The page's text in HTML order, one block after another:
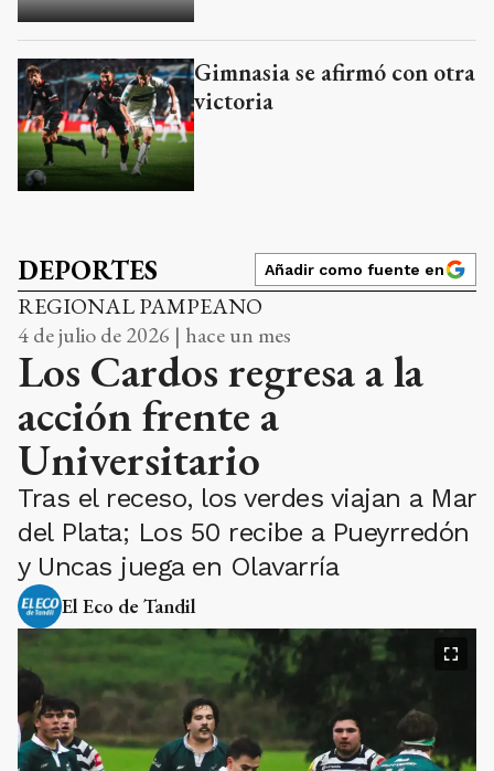
Gimnasia se afirmó con otra
victoria
DEPORTES Añadir como fuente en
REGIONAL PAMPEANO
4 de julio de 2026 | hace un mes
Los Cardos regresa a la
acción frente a
Universitario
Tras el receso, los verdes viajan a Mar
del Plata; Los 50 recibe a Pueyrredón
y Uncas juega en Olavarría
El Eco de Tandil